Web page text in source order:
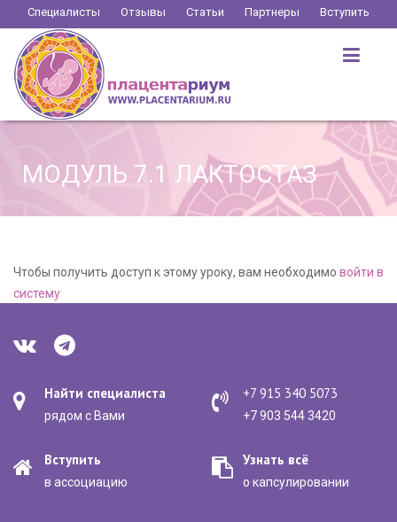
Перейти
к
содержимому
Специалисты Отзывы Статьи Партнеры Вступить
МОДУЛЬ 7.1 ЛАКТОСТАЗ
Чтобы получить доступ к этому уроку, вам необходимо войти в
систему
+7 915 340 5073
+7 903 544 3420
Найти специалиста
рядом с Вами
Узнать всё
о капсулировании
Вступить
в ассоциацию